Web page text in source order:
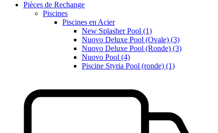
Pièces de Rechange
Piscines
Piscines en Acier
New Splasher Pool (1)
Nuovo Deluxe Pool (Ovale) (3)
Nuovo Deluxe Pool (Ronde) (3)
Nuovo Pool (4)
Piscine Styria Pool (ronde) (1)